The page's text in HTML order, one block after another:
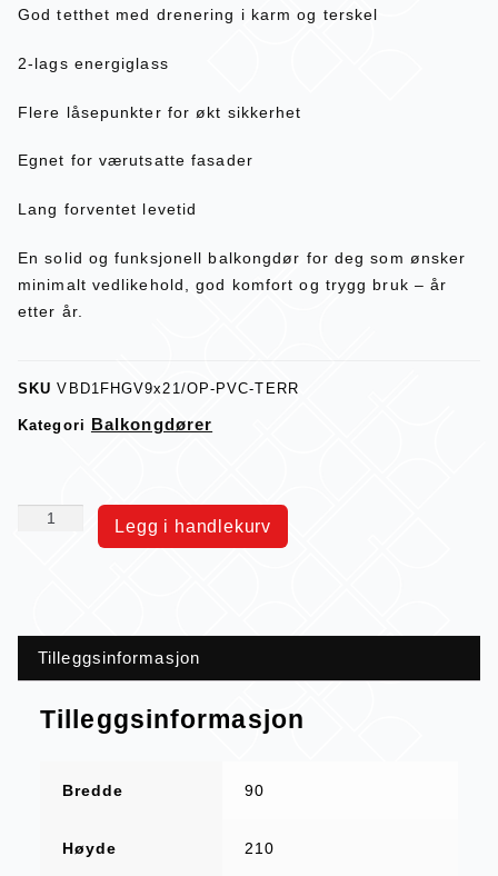
God tetthet med drenering i karm og terskel
2-lags energiglass
Flere låsepunkter for økt sikkerhet
Egnet for værutsatte fasader
Lang forventet levetid
En solid og funksjonell balkongdør for deg som ønsker
minimalt vedlikehold, god komfort og trygg bruk – år
etter år.
SKUVBD1FHGV9x21/OP-PVC-TERR
Kategori Balkongdører
Legg i handlekurv
Tilleggsinformasjon
Tilleggsinformasjon
Bredde 90
Høyde 210